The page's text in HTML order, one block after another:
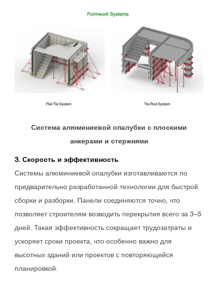
Система алюминиевой опалубки с плоскими
анкерами и стержнями
3. Скорость и эффективность
Системы алюминиевой опалубки изготавливаются по
предварительно разработанной технологии для быстрой
сборки и разборки. Панели соединяются точно, что
позволяет строителям возводить перекрытия всего за 3–5
дней. Такая эффективность сокращает трудозатраты и
ускоряет сроки проекта, что особенно важно для
высотных зданий или проектов с повторяющейся
планировкой.